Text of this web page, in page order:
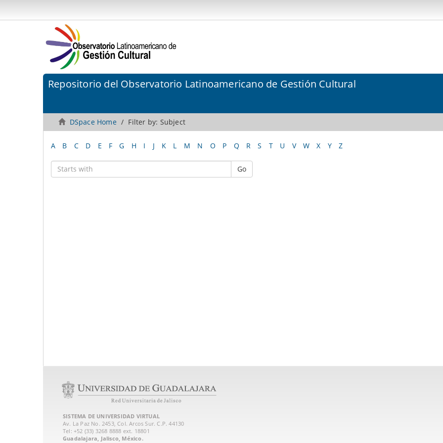
Repositorio del Observatorio Latinoamericano de Gestión Cultural
DSpace Home Filter by: Subject
A B C D E F G H I J K L M N O P Q R S T U V W X Y Z
Go
SISTEMA DE UNIVERSIDAD VIRTUAL
Av. La Paz No. 2453, Col. Arcos Sur. C.P. 44130
Tel: +52 (33) 3268 8888‏ ext. 18801
Guadalajara, Jalisco, México.